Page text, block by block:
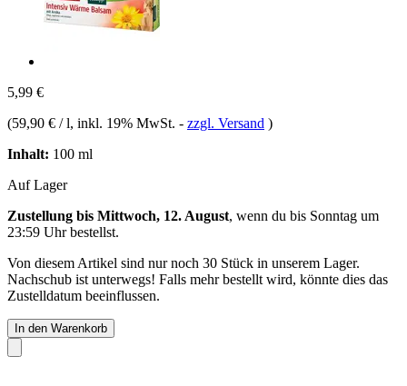
5,99 €
(59,90 € / l, inkl. 19% MwSt. - zzgl. Versand )
Inhalt: 100 ml
Auf Lager
Zustellung bis Mittwoch, 12. August, wenn du bis Sonntag um
23:59 Uhrbestellst.
Von diesem Artikel sind nur noch 30 Stück in unserem Lager.
Nachschub ist unterwegs! Falls mehr bestellt wird, könnte dies das
Zustelldatum beeinflussen.
In den Warenkorb